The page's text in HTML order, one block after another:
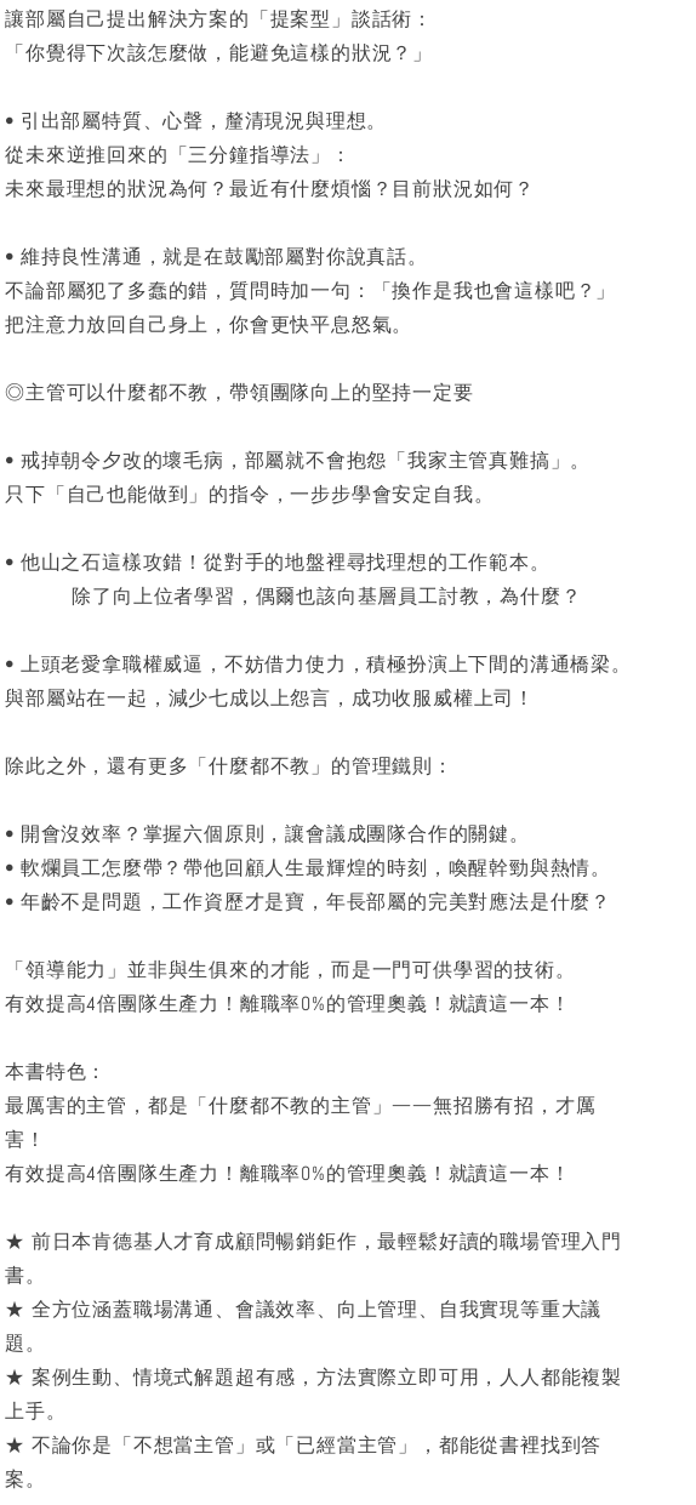
讓部屬自己提出解決方案的「提案型」談話術：
「你覺得下次該怎麼做，能避免這樣的狀況？」
• 引出部屬特質、心聲，釐清現況與理想。
從未來逆推回來的「三分鐘指導法」：
未來最理想的狀況為何？最近有什麼煩惱？目前狀況如何？
• 維持良性溝通，就是在鼓勵部屬對你說真話。
不論部屬犯了多蠢的錯，質問時加一句：「換作是我也會這樣吧？」
把注意力放回自己身上，你會更快平息怒氣。
◎主管可以什麼都不教，帶領團隊向上的堅持一定要
• 戒掉朝令夕改的壞毛病，部屬就不會抱怨「我家主管真難搞」。
只下「自己也能做到」的指令，一步步學會安定自我。
• 他山之石這樣攻錯！從對手的地盤裡尋找理想的工作範本。
除了向上位者學習，偶爾也該向基層員工討教，為什麼？
• 上頭老愛拿職權威逼，不妨借力使力，積極扮演上下間的溝通橋梁。
與部屬站在一起，減少七成以上怨言，成功收服威權上司！
除此之外，還有更多「什麼都不教」的管理鐵則：
• 開會沒效率？掌握六個原則，讓會議成團隊合作的關鍵。
• 軟爛員工怎麼帶？帶他回顧人生最輝煌的時刻，喚醒幹勁與熱情。
• 年齡不是問題，工作資歷才是寶，年長部屬的完美對應法是什麼？
「領導能力」並非與生俱來的才能，而是一門可供學習的技術。
有效提高4倍團隊生產力！離職率0%的管理奧義！就讀這一本！
本書特色：
最厲害的主管，都是「什麼都不教的主管」——無招勝有招，才厲
害！
有效提高4倍團隊生產力！離職率0%的管理奧義！就讀這一本！
★ 前日本肯德基人才育成顧問暢銷鉅作，最輕鬆好讀的職場管理入門
書。
★ 全方位涵蓋職場溝通、會議效率、向上管理、自我實現等重大議
題。
★ 案例生動、情境式解題超有感，方法實際立即可用，人人都能複製
上手。
★ 不論你是「不想當主管」或「已經當主管」，都能從書裡找到答
案。